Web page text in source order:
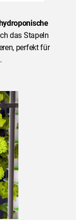
das Stapeln
perfekt für